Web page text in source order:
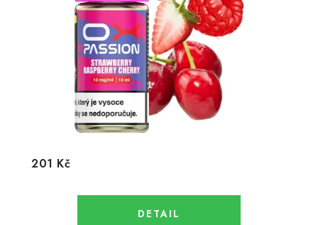
201 Kč